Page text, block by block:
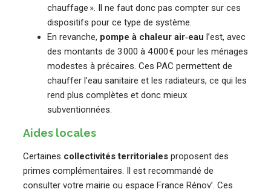
chauffage ». Il ne faut donc pas compter sur ces
dispositifs pour ce type de système.
En revanche, pompe à chaleur air‑eau l’est, avec
des montants de 3 000 à 4 000 € pour les ménages
modestes à précaires. Ces PAC permettent de
chauffer l’eau sanitaire et les radiateurs, ce qui les
rend plus complètes et donc mieux
subventionnées.
Aides locales
Certaines collectivités territoriales proposent des
primes complémentaires. Il est recommandé de
consulter votre mairie ou espace France Rénov’. Ces